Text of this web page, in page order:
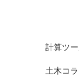
計算ツ
土木コ